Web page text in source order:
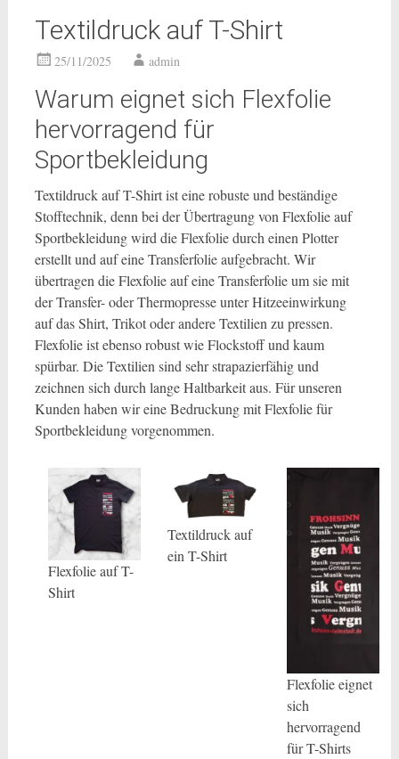
Textildruck auf T-Shirt
25/11/2025 admin
Warum eignet sich Flexfolie
hervorragend für
Sportbekleidung
Textildruck auf T-Shirt ist eine robuste und beständige
Stofftechnik, denn bei der Übertragung von Flexfolie auf
Sportbekleidung wird die Flexfolie durch einen Plotter
erstellt und auf eine Transferfolie aufgebracht. Wir
übertragen die Flexfolie auf eine Transferfolie um sie mit
der Transfer- oder Thermopresse unter Hitzeeinwirkung
auf das Shirt, Trikot oder andere Textilien zu pressen.
Flexfolie ist ebenso robust wie Flockstoff und kaum
spürbar. Die Textilien sind sehr strapazierfähig und
zeichnen sich durch lange Haltbarkeit aus. Für unseren
Kunden haben wir eine Bedruckung mit Flexfolie für
Sportbekleidung vorgenommen.
Flexfolie auf T-
Shirt
Textildruck auf
ein T-Shirt
Flexfolie eignet
sich
hervorragend
für T-Shirts